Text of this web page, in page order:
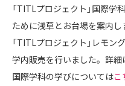
「TITLプロジェクト」国際学
ために浅草とお台場を案内
「TITLプロジェクト」レモン
学内販売を行いました。詳細
国際学科の学びについてはこ